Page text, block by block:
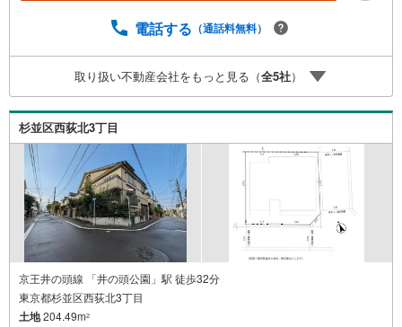
ルド-シートの用意もございます。 ご家族で楽しくご検討頂
わせください。 営業時間: 9:00 - 20:00
電話する （通話料無料）
取り扱い不動産会社をもっと見る（全5社）
杉並区西荻北3丁目
京王井の頭線 「井の頭公園」駅 徒歩32分
東京都杉並区西荻北3丁目
土地204.49m2